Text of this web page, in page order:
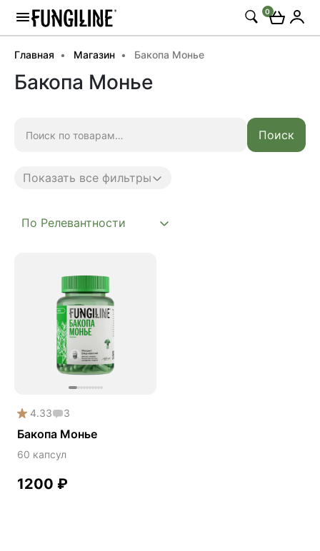
0
Главная Магазин Бакопа Монье
Бакопа Монье
Поиск
Показать все фильтры
Daily
Mushroom
Phyto
Premium
Solution
Акция
Антипаразит
Антистресс
4.33 3
Бакопа Монье
60 капсул
1200 ₽